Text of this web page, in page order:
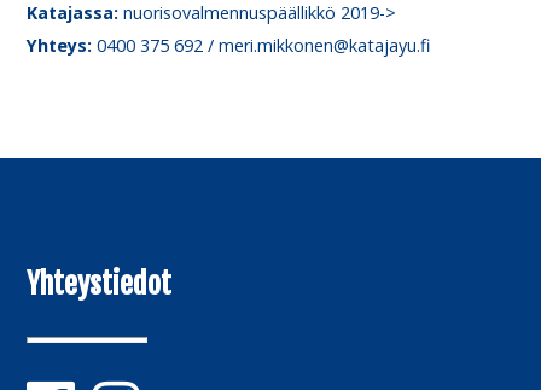
Katajassa: nuorisovalmennuspäällikkö 2019->
Yhteys: 0400 375 692 / meri.mikkonen@katajayu.fi
Yhteystiedot